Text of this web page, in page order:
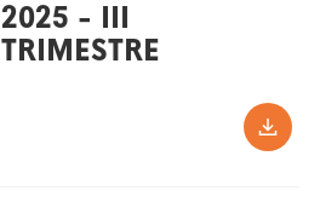
2025 - III
TRIMESTRE